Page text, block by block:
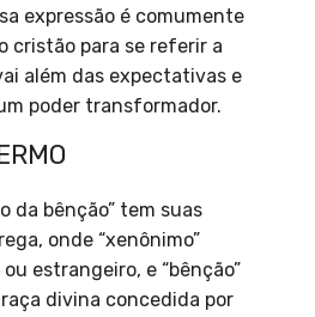
expressão é comumente
cristão para se referir a
além das expectativas e
poder transformador.
da bênção” tem suas
onde “xenônimo”
estrangeiro, e “bênção”
divina concedida por